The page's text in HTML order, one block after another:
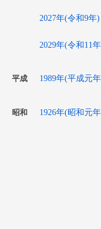
2027年(令和9年)
2029年(令和11
平成 1989年(平成元
昭和 1926年(昭和元